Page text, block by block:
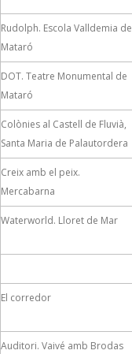
Rudolph. Escola Valldemia de
Mataró
DOT. Teatre Monumental de
Mataró
Colònies al Castell de Fluvià,
Santa Maria de Palautordera
Creix amb el peix.
Mercabarna
Waterworld. Lloret de Mar
El corredor
Auditori. Vaivé amb Brodas